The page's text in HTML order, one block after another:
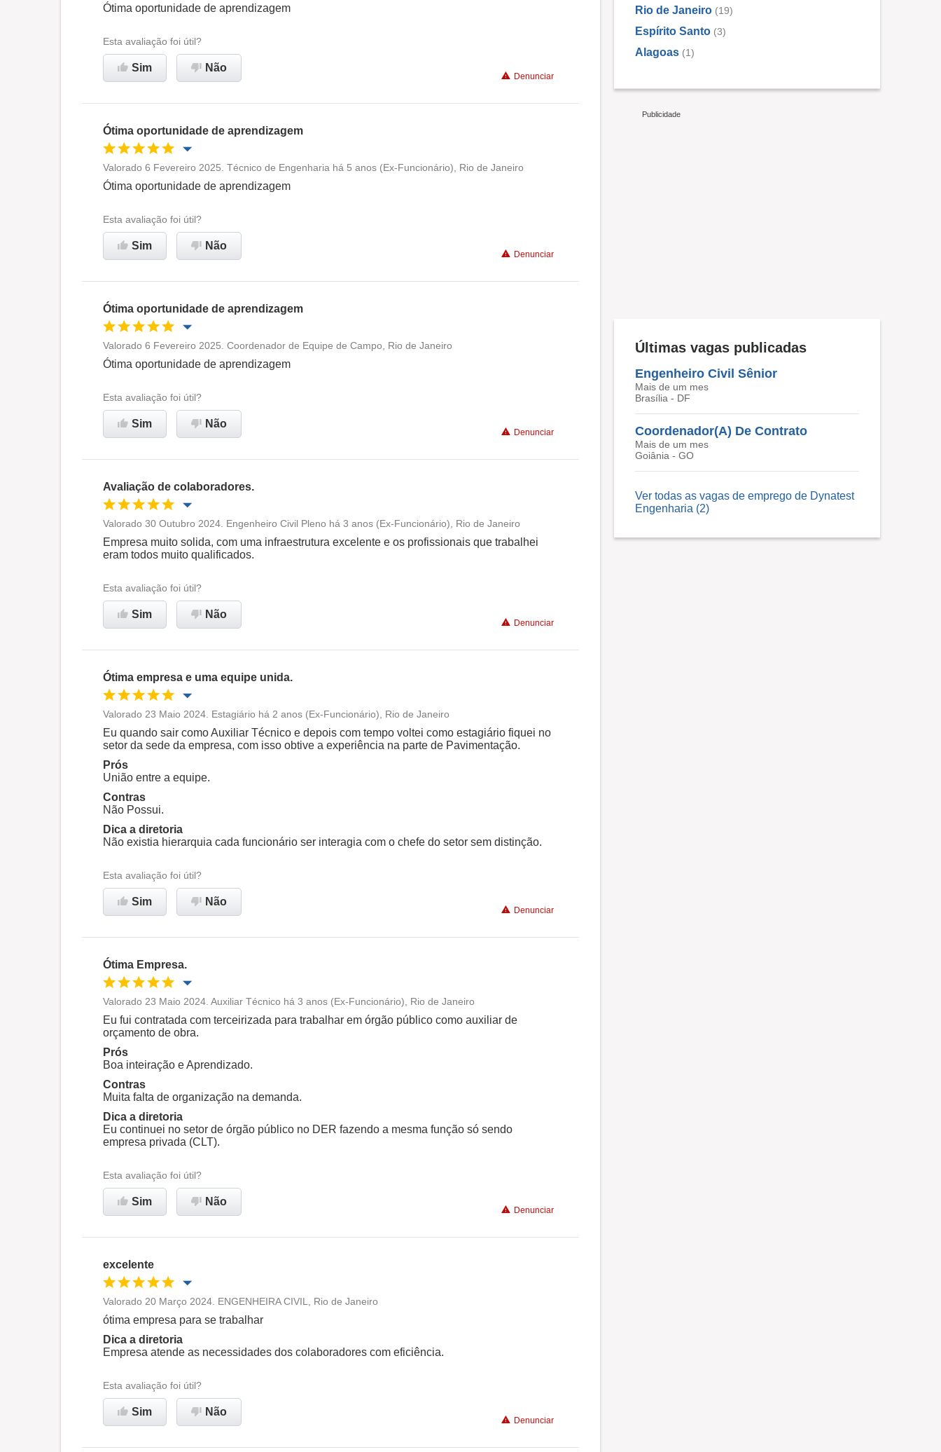
Recomenda esta empresa
Ótima oportunidade de aprendizagem
Esta avaliação foi útil?
Sim Não
Denunciar
Ótima oportunidade de aprendizagem
Oportunidade de promoção
Ambiente de trabalho
Recomenda esta empresa
Valorado 6 Fevereiro 2025. Técnico de Engenharia há 5 anos (Ex-Funcionário), Rio de Janeiro
Ótima oportunidade de aprendizagem
Esta avaliação foi útil?
Sim Não
Denunciar
Ótima oportunidade de aprendizagem
Oportunidade de promoção
Ambiente de trabalho
Recomenda esta empresa
Valorado 6 Fevereiro 2025. Coordenador de Equipe de Campo, Rio de Janeiro
Ótima oportunidade de aprendizagem
Esta avaliação foi útil?
Sim Não
Denunciar
Avaliação de colaboradores.
Oportunidade de promoção Conciliação com a vida familiar
Recomenda esta empresa
Valorado 30 Outubro 2024. Engenheiro Civil Pleno há 3 anos (Ex-Funcionário), Rio de Janeiro
Empresa muito solida, com uma infraestrutura excelente e os profissionais que trabalhei
eram todos muito qualificados.
Esta avaliação foi útil?
Sim Não
Denunciar
Ótima empresa e uma equipe unida.
Oportunidade de promoção
Ambiente de trabalho
Conciliação com a vida familiar
Recomenda esta empresa
Valorado 23 Maio 2024. Estagiário há 2 anos (Ex-Funcionário), Rio de Janeiro
Eu quando sair como Auxiliar Técnico e depois com tempo voltei como estagiário fiquei no
setor da sede da empresa, com isso obtive a experiência na parte de Pavimentação.
Prós
União entre a equipe.
Contras
Não Possui.
Dica a diretoria
Não existia hierarquia cada funcionário ser interagia com o chefe do setor sem distinção.
Esta avaliação foi útil?
Sim Não
Denunciar
Ótima Empresa.
Oportunidade de promoção
Ambiente de trabalho
Conciliação com a vida familiar
Recomenda esta empresa
Valorado 23 Maio 2024. Auxiliar Técnico há 3 anos (Ex-Funcionário), Rio de Janeiro
Eu fui contratada com terceirizada para trabalhar em órgão público como auxiliar de
orçamento de obra.
Prós
Boa inteiração e Aprendizado.
Contras
Muita falta de organização na demanda.
Dica a diretoria
Eu continuei no setor de órgão público no DER fazendo a mesma função só sendo
empresa privada (CLT).
Esta avaliação foi útil?
Sim Não
Denunciar
excelente
Oportunidade de promoção
Ambiente de trabalho Benefícios
Recomenda esta empresa
Valorado 20 Março 2024. ENGENHEIRA CIVIL, Rio de Janeiro
ótima empresa para se trabalhar
Dica a diretoria
Empresa atende as necessidades dos colaboradores com eficiência.
Esta avaliação foi útil?
Sim Não
Denunciar
Rio de Janeiro (19)
Espírito Santo (3)
Alagoas (1)
Últimas vagas publicadas
Engenheiro Civil Sênior
Mais de um mes
Brasília - DF
Coordenador(A) De Contrato
Mais de um mes
Goiânia - GO
Ver todas as vagas de emprego de Dynatest
Engenharia (2)